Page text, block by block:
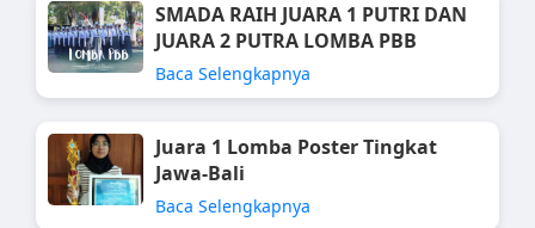
SMADA RAIH JUARA 1 PUTRI DAN
JUARA 2 PUTRA LOMBA PBB
Baca Selengkapnya
Juara 1 Lomba Poster Tingkat
Jawa-Bali
Baca Selengkapnya